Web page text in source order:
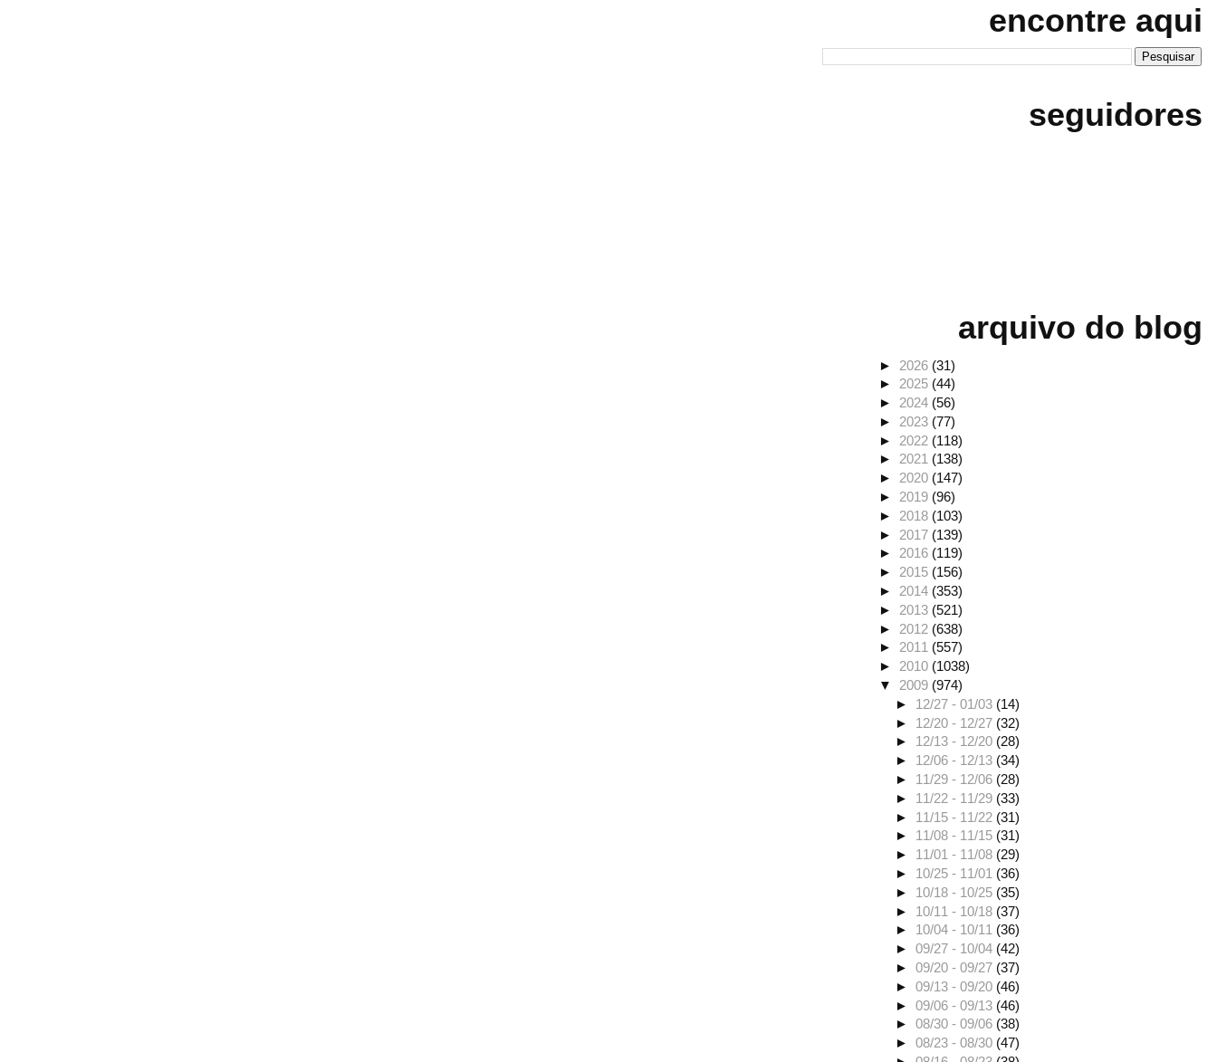
encontre aqui
seguidores
arquivo do blog
► 2026 (31)
► 2025 (44)
► 2024 (56)
► 2023 (77)
► 2022 (118)
►2021 (138)
► 2020 (147)
► 2019 (96)
► 2018 (103)
► 2017 (139)
►2016 (119)
► 2015 (156)
► 2014 (353)
► 2013 (521)
► 2012 (638)
►2011 (557)
► 2010 (1038)
▼ 2009 (974)
► 12/27 - 01/03 (14)
► 12/20 - 12/27 (32)
► 12/13 - 12/20 (28)
► 12/06 - 12/13 (34)
► 11/29 - 12/06 (28)
► 11/22 - 11/29 (33)
► 11/15 - 11/22 (31)
► 11/08 - 11/15 (31)
► 11/01 - 11/08 (29)
► 10/25 - 11/01 (36)
► 10/18 - 10/25 (35)
► 10/11 - 10/18 (37)
► 10/04 - 10/11 (36)
►09/27 - 10/04 (42)
►09/20 - 09/27 (37)
►09/13 - 09/20 (46)
►09/06 - 09/13 (46)
►08/30 - 09/06 (38)
►08/23 - 08/30 (47)